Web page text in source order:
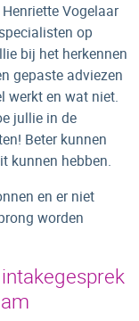
Vogelaar
op
bij het herkennen
gepaste adviezen
werkt en wat niet.
jullie in de
Beter kunnen
kunnen hebben.
en er niet
worden